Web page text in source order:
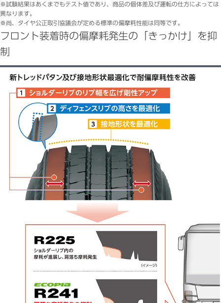
※試験結果はあくまでもテスト値であり、商品の個体差及び運転の仕方によっては
異なります。
※尚、タイヤ公正取引協議会が定める標準の偏摩耗性能は同等です。
フロント装着時の偏摩耗発生の「きっかけ」を抑
制